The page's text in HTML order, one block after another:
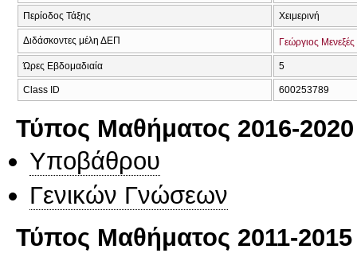
Περίοδος Τάξης Χειμερινή
Διδάσκοντες μέλη ΔΕΠ Γεώργιος Μενεξές
Ώρες Εβδομαδιαία 5
Class ID 600253789
Τύπος Μαθήματος 2016-2020
Υποβάθρου
Γενικών Γνώσεων
Τύπος Μαθήματος 2011-2015